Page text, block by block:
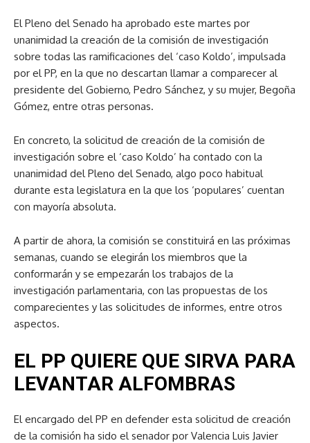
El Pleno del Senado ha aprobado este martes por
unanimidad la creación de la comisión de investigación
sobre todas las ramificaciones del ‘caso Koldo’, impulsada
por el PP, en la que no descartan llamar a comparecer al
presidente del Gobierno, Pedro Sánchez, y su mujer, Begoña
Gómez, entre otras personas.
En concreto, la solicitud de creación de la comisión de
investigación sobre el ‘caso Koldo’ ha contado con la
unanimidad del Pleno del Senado, algo poco habitual
durante esta legislatura en la que los ‘populares’ cuentan
con mayoría absoluta.
A partir de ahora, la comisión se constituirá en las próximas
semanas, cuando se elegirán los miembros que la
conformarán y se empezarán los trabajos de la
investigación parlamentaria, con las propuestas de los
comparecientes y las solicitudes de informes, entre otros
aspectos.
EL PP QUIERE QUE SIRVA PARA
LEVANTAR ALFOMBRAS
El encargado del PP en defender esta solicitud de creación
de la comisión ha sido el senador por Valencia Luis Javier